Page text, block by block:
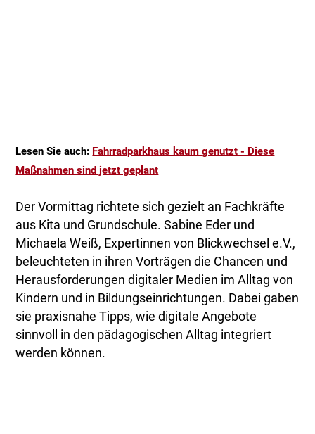
Lesen Sie auch: Fahrradparkhaus kaum genutzt - Diese
Maßnahmen sind jetzt geplant
Der Vormittag richtete sich gezielt an Fachkräfte
aus Kita und Grundschule. Sabine Eder und
Michaela Weiß, Expertinnen von Blickwechsel e.V.,
beleuchteten in ihren Vorträgen die Chancen und
Herausforderungen digitaler Medien im Alltag von
Kindern und in Bildungseinrichtungen. Dabei gaben
sie praxisnahe Tipps, wie digitale Angebote
sinnvoll in den pädagogischen Alltag integriert
werden können.